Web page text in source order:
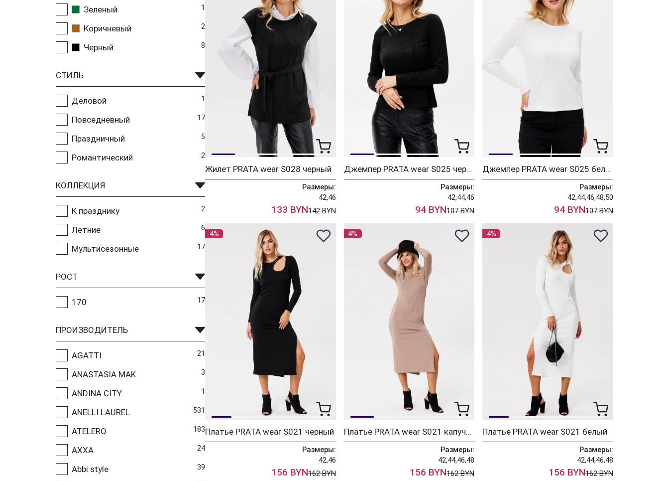
Зеленый 1
Коричневый 2
Черный 8
СТИЛЬ
Деловой 1
Повседневный 17
Праздничный 5
Романтический 2
КОЛЛЕКЦИЯ
К празднику 2
Летние 6
Мультисезонные 17
РОСТ
170 17
ПРОИЗВОДИТЕЛЬ
AGATTI 21
ANASTASIA MAK 3
ANDINA CITY 1
ANELLI LAUREL 531
ATELERO 183
AXXA 24
Abbi style 39
Жилет PRATA wear S028 черный
Размеры:
42,46
133 BYN142 BYN
Джемпер PRATA wear S025 черный
Размеры:
42,44,46
94 BYN107 BYN
Джемпер PRATA wear S025 белый
Размеры:
42,44,46,48,50
94 BYN107 BYN
4%
Платье PRATA wear S021 черный
Размеры:
42,46
156 BYN162 BYN
4%
Платье PRATA wear S021 капучино
Размеры:
42,44,46,48
156 BYN162 BYN
4%
Платье PRATA wear S021 белый
Размеры:
42,44,46,48
156 BYN162 BYN